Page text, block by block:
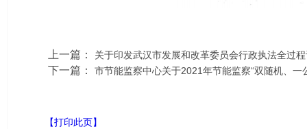
上一篇： 关于印发武汉市发展和改革委员会行政执法全过
下一篇： 市节能监察中心关于2021年节能监察“双随机、一
【打印此页】